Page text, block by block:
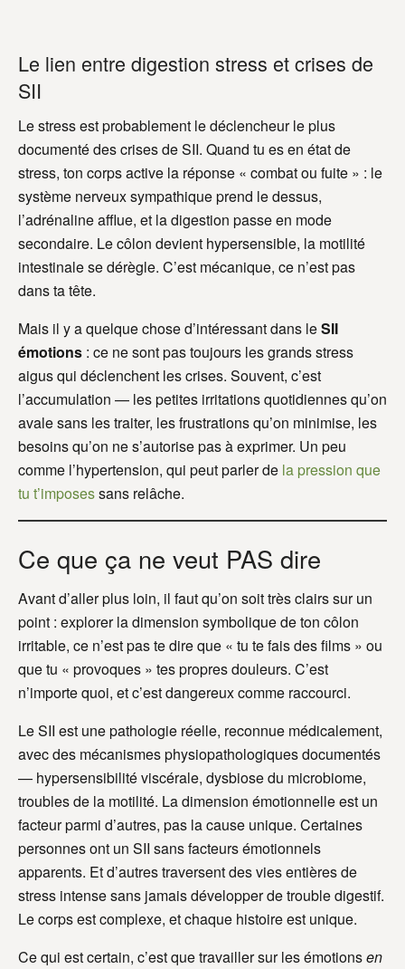
Le lien entre digestion stress et crises de
SII
Le stress est probablement le déclencheur le plus
documenté des crises de SII. Quand tu es en état de
stress, ton corps active la réponse « combat ou fuite » : le
système nerveux sympathique prend le dessus,
l’adrénaline afflue, et la digestion passe en mode
secondaire. Le côlon devient hypersensible, la motilité
intestinale se dérègle. C’est mécanique, ce n’est pas
dans ta tête.
Mais il y a quelque chose d’intéressant dans leSII
émotions : ce ne sont pas toujours les grands stress
aigus qui déclenchent les crises. Souvent, c’est
l’accumulation — les petites irritations quotidiennes qu’on
avale sans les traiter, les frustrations qu’on minimise, les
besoins qu’on ne s’autorise pas à exprimer. Un peu
comme l’hypertension, qui peut parler de la pression que
tu t’imposessans relâche.
Ce que ça ne veut PAS dire
Avant d’aller plus loin, il faut qu’on soit très clairs sur un
point : explorer la dimension symbolique de ton côlon
irritable, ce n’est pas te dire que « tu te fais des films » ou
que tu « provoques » tes propres douleurs. C’est
n’importe quoi, et c’est dangereux comme raccourci.
Le SII est une pathologie réelle, reconnue médicalement,
avec des mécanismes physiopathologiques documentés
— hypersensibilité viscérale, dysbiose du microbiome,
troubles de la motilité. La dimension émotionnelle est un
facteur parmi d’autres, pas la cause unique. Certaines
personnes ont un SII sans facteurs émotionnels
apparents. Et d’autres traversent des vies entières de
stress intense sans jamais développer de trouble digestif.
Le corps est complexe, et chaque histoire est unique.
Ce qui est certain, c’est que travailler sur les émotionsen